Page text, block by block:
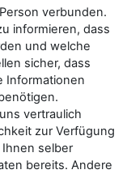
verbunden.
informieren, dass
und welche
sicher, dass
Informationen
vertraulich
zur Verfügung
selber
bereits. Andere